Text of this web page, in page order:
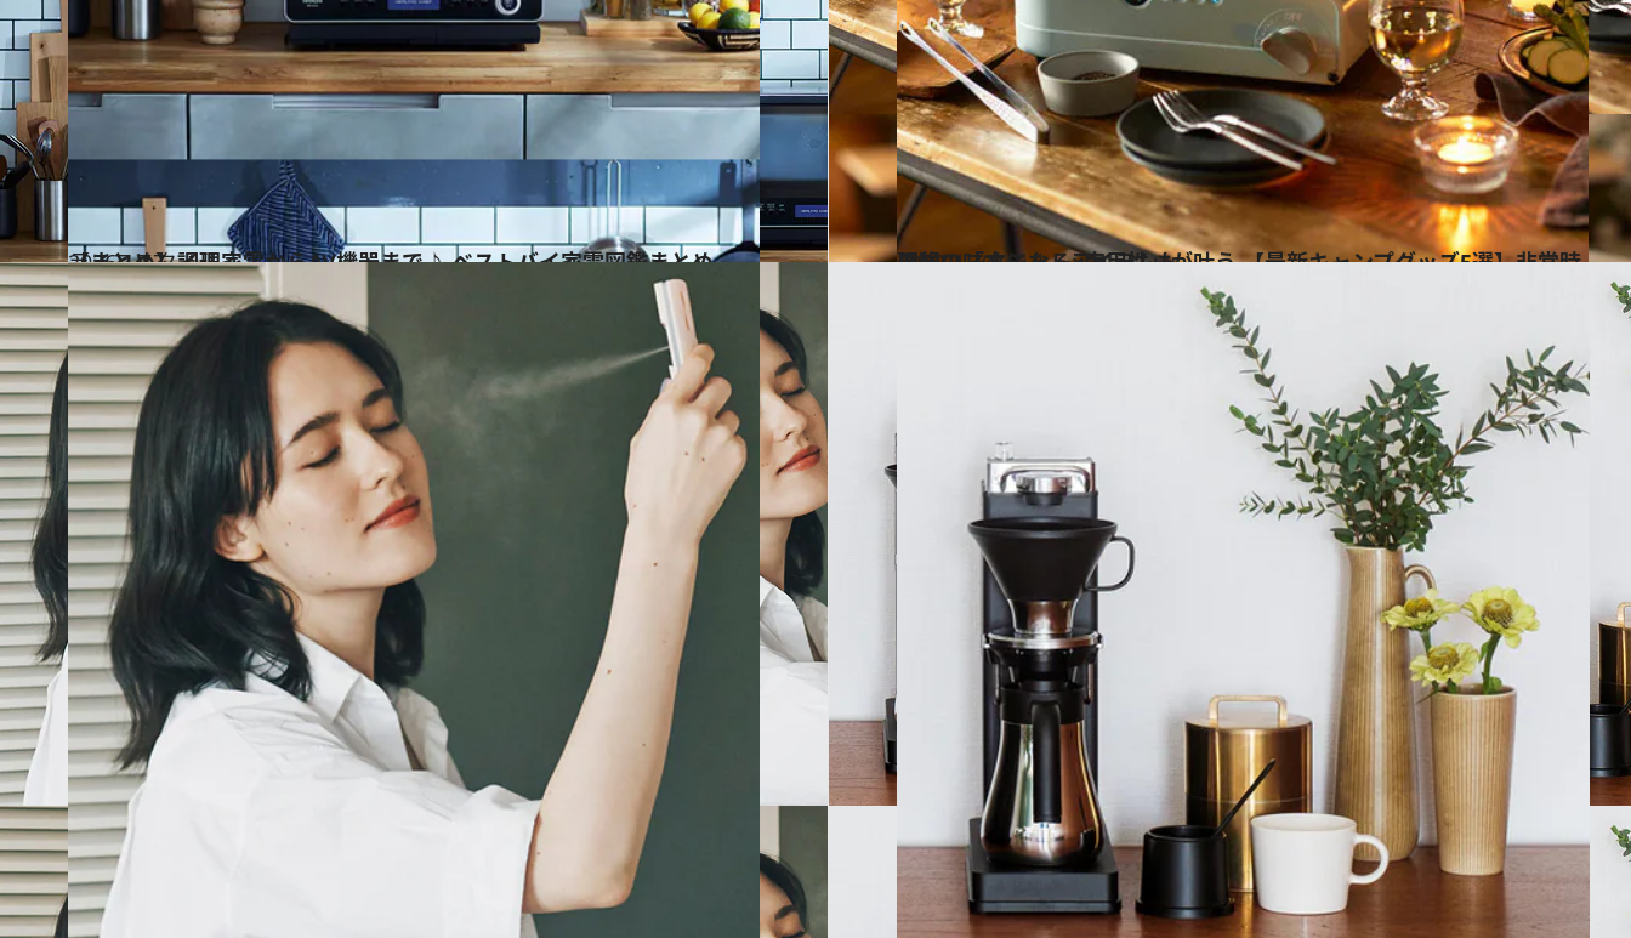
2026.1.17
【まとめ】調理家電からAV機器まで♪ ベストバイ家電図鑑まとめ
ライフスタイル 2022.4.30
理想の「オシャレ×実用性」が叶う 【最新キャンプグッズ5選】非常時の強い味方になるアイテムも
ライフスタイル